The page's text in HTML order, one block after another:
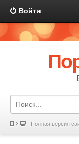
Войти
Полная версия